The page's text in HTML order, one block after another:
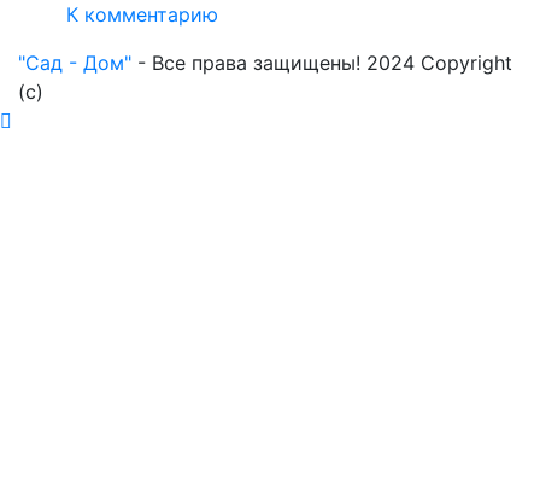
К комментарию
"Сад - Дом" - Все права защищены! 2024 Copyright
(с)